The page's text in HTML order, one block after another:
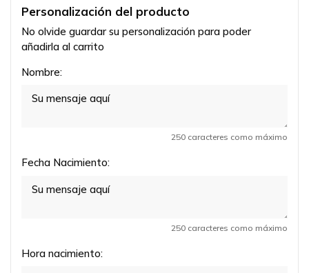
Personalización del producto
No olvide guardar su personalización para poder
añadirla al carrito
Nombre:
250 caracteres como máximo
Fecha Nacimiento:
250 caracteres como máximo
Hora nacimiento: